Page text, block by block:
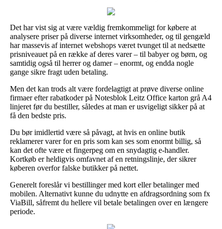
Det har vist sig at være vældig fremkommeligt for købere at
analysere priser på diverse internet virksomheder, og til gengæld
har massevis af internet webshops været tvunget til at nedsætte
prisniveauet på en række af deres varer – til babyer og børn, og
samtidig også til herrer og damer – enormt, og endda nogle
gange sikre fragt uden betaling.
Men det kan trods alt være fordelagtigt at prøve diverse online
firmaer efter rabatkoder på Notesblok Leitz Office karton grå A4
linjeret før du bestiller, således at man er usvigeligt sikker på at
få den bedste pris.
Du bør imidlertid være så påvagt, at hvis en online butik
reklamerer varer for en pris som kan ses som enormt billig, så
kan det ofte være et fingerpeg om en snydagtig e-handler.
Kortkøb er heldigvis omfavnet af en retningslinje, der sikrer
køberen overfor falske butikker på nettet.
Generelt foreslår vi bestillinger med kort eller betalinger med
mobilen. Alternativt kunne du udnytte en afdragsordning som fx
ViaBill, såfremt du hellere vil betale betalingen over en længere
periode.